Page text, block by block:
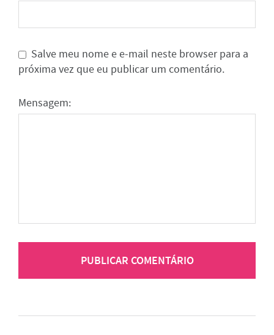
Salve meu nome e e-mail neste browser para a
próxima vez que eu publicar um comentário.
Mensagem: